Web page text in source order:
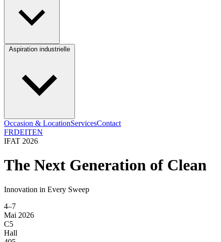
Occasion & LocationServicesContact
FRDEITEN
IFAT 2026
The Next Generation of Clean
Innovation in Every Sweep
4–7
Mai 2026
C5
Hall